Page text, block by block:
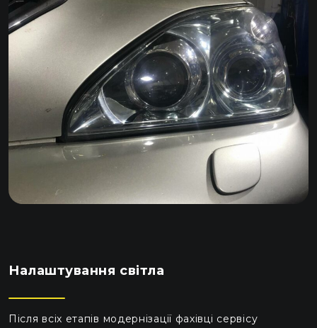
Налаштування світла
Після всіх етапів модернізації фахівці сервісу